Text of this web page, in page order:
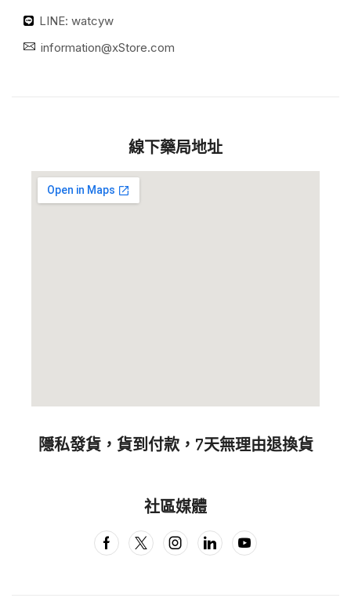
LINE: watcyw
information@xStore.com
線下藥局地址
隱私發貨，貨到付款，7天無理由退換貨
社區媒體